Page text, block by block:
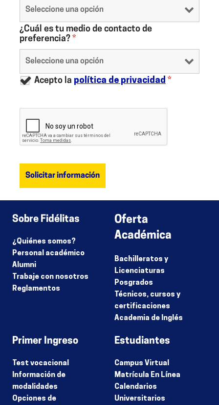
¿Cuál es tu medio de contacto de
preferencia? *
Acepto la política de privacidad *
Sobre Fidélitas
¿Quiénes somos?
Personal académico
Alumni
Trabaje con nosotros
Reglamentos
Oferta
Académica
Bachilleratos y
Licenciaturas
Posgrados
Técnicos, cursos y
certificaciones
Academia de Inglés
Primer Ingreso
Test vocacional
Información de
modalidades
Opciones de
Estudiantes
Campus Virtual
Matrícula En Línea
Calendarios
Universitarios